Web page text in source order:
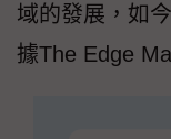
域的發展，如
據The Edge